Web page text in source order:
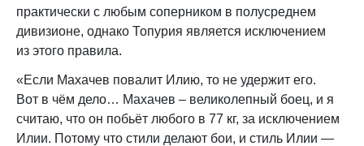
практически с любым соперником в полусреднем
дивизионе, однако Топурия является исключением
из этого правила.
«Если Махачев повалит Илию, то не удержит его.
Вот в чём дело… Махачев – великолепный боец, и я
считаю, что он побьёт любого в 77 кг, за исключением
Илии. Потому что стили делают бои, и стиль Илии —